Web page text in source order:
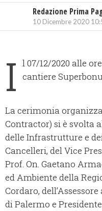
Redazione Prima
10 Dicembre 2020
I l 07/12/2020 alle
cantiere
La cerimonia
Contractor) si è svolta
delle Infrastrutture e
Cancelleri, del Vice
Prof. On. Gaetano
ed Ambiente della
Cordaro,
di Palermo e